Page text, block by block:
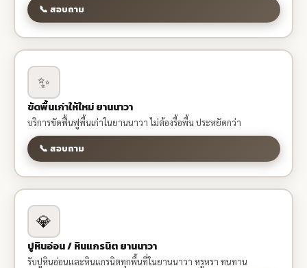
📞 สอบถาม
✨
ขัดพื้นเก่าให้ใหม่ ยานนาวา
บริการขัดฟื้นฟูพื้นเก่าในยานนาวา ไม่ต้องรื้อพื้น ประหยัดกว่า
📞 สอบถาม
💎
ปูหินอ่อน / หินแกรนิต ยานนาวา
รับปูหินอ่อนและหินแกรนิตทุกพื้นที่ในยานนาวา หรูหรา ทนทาน